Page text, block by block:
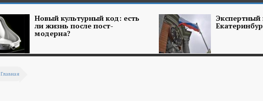
Новый культурный код: есть
ли жизнь после пост-
модерна?
Экспертный
Главная